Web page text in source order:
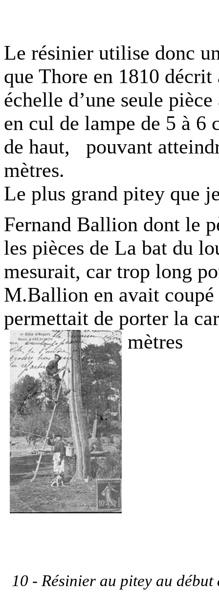
Le résinier utilise donc
que Thore en 1810
échelle d’une seule
en cul de lampe de 5 à 6
de haut, pouvant
mètres.
Le plus grand pitey que
Fernand Ballion dont le
les pièces de La bat du
mesurait, car trop long
M.Ballion en avait
permettait de porter la
mètres
10 - Résinier au pitey au début